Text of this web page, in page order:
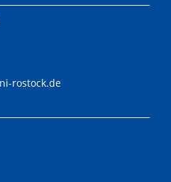
rostock.de